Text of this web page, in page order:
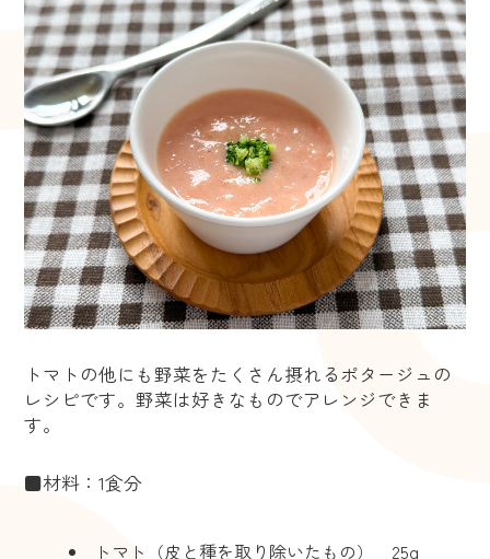
トマトの他にも野菜をたくさん摂れるポタージュの
レシピです。野菜は好きなものでアレンジできま
す。
■材料：1食分
トマト（皮と種を取り除いたもの） 25g